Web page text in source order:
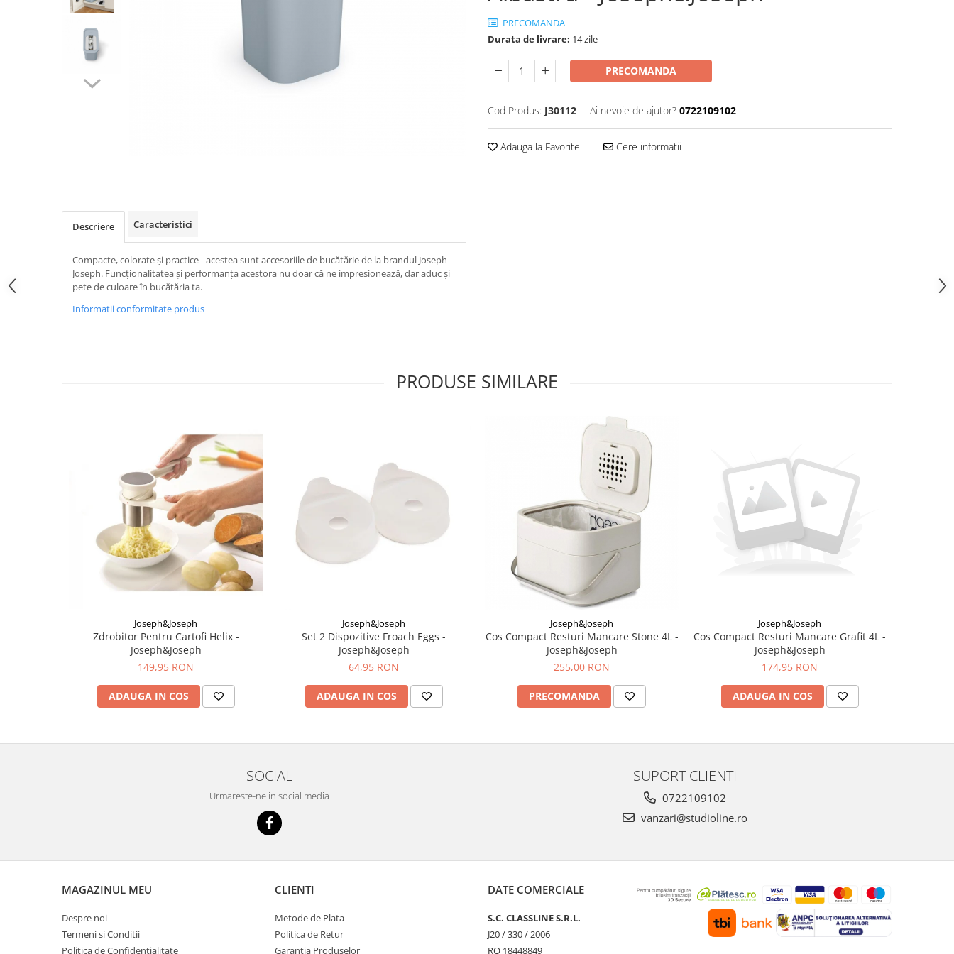
PRECOMANDA
Durata de livrare: 14 zile
PRECOMANDA
Cod Produs: J30112 Ai nevoie de ajutor? 0722109102
Adauga la Favorite Cere informatii
Descriere Caracteristici
Compacte, colorate și practice - acestea sunt accesoriile de bucătărie de la brandul Joseph
Joseph. Funcționalitatea și performanța acestora nu doar că ne impresionează, dar aduc și
pete de culoare în bucătăria ta.
Informatii conformitate produs
PRODUSE SIMILARE
Joseph&Joseph
Zdrobitor Pentru Cartofi Helix -
Joseph&Joseph
149,95 RON
ADAUGA IN COS
Joseph&Joseph
Set 2 Dispozitive Froach Eggs -
Joseph&Joseph
64,95 RON
ADAUGA IN COS
Joseph&Joseph
Cos Compact Resturi Mancare Stone 4L -
Joseph&Joseph
255,00 RON
PRECOMANDA
Joseph&Joseph
Cos Compact Resturi Mancare Grafit 4L -
Joseph&Joseph
174,95 RON
ADAUGA IN COS
SOCIAL
Urmareste-ne in social media
SUPORT CLIENTI
0722109102
vanzari@studioline.ro
MAGAZINUL MEU
Despre noi
Termeni si Conditii
Politica de Confidentialitate
CLIENTI
Metode de Plata
Politica de Retur
Garantia Produselor
DATE COMERCIALE
S.C. CLASSLINE S.R.L.
J20 / 330 / 2006
RO 18448849